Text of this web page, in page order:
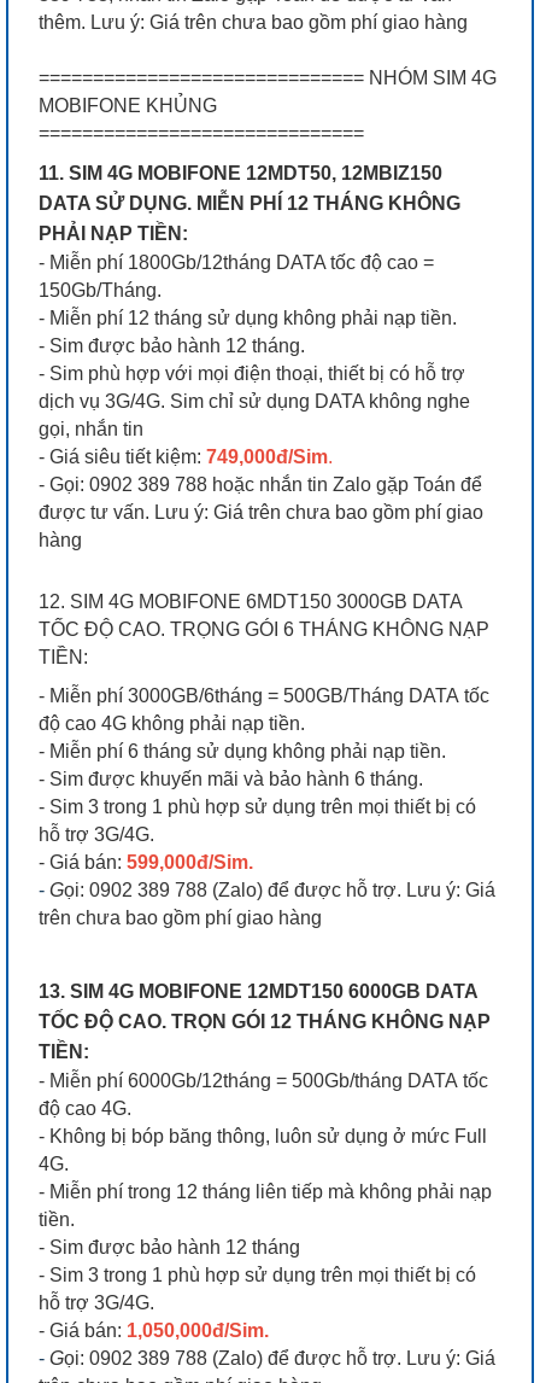
thêm. Lưu ý: Giá trên chưa bao gồm phí giao hàng
============================== NHÓM SIM 4G
MOBIFONE KHỦNG
==============================
11. SIM 4G MOBIFONE 12MDT50, 12MBIZ150
DATA SỬ DỤNG. MIỄN PHÍ 12 THÁNG KHÔNG
PHẢI NẠP TIỀN:
- Miễn phí 1800Gb/12tháng DATA tốc độ cao =
150Gb/Tháng.
- Miễn phí 12 tháng sử dụng không phải nạp tiền.
- Sim được bảo hành 12 tháng.
- Sim phù hợp với mọi điện thoại, thiết bị có hỗ trợ
dịch vụ 3G/4G. Sim chỉ sử dụng DATA không nghe
gọi, nhắn tin
- Giá siêu tiết kiệm: 749,000đ/Sim.
- Gọi: 0902 389 788 hoặc nhắn tin Zalo gặp Toán để
được tư vấn. Lưu ý: Giá trên chưa bao gồm phí giao
hàng
12. SIM 4G MOBIFONE 6MDT150 3000GB DATA
TỐC ĐỘ CAO. TRỌNG GÓI 6 THÁNG KHÔNG NẠP
TIỀN:
- Miễn phí 3000GB/6tháng = 500GB/Tháng DATA tốc
độ cao 4G không phải nạp tiền.
- Miễn phí 6 tháng sử dụng không phải nạp tiền.
- Sim được khuyến mãi và bảo hành 6 tháng.
- Sim 3 trong 1 phù hợp sử dụng trên mọi thiết bị có
hỗ trợ 3G/4G.
- Giá bán: 599,000đ/Sim.
- Gọi: 0902 389 788 (Zalo) để được hỗ trợ. Lưu ý: Giá
trên chưa bao gồm phí giao hàng
13. SIM 4G MOBIFONE 12MDT150 6000GB DATA
TỐC ĐỘ CAO. TRỌN GÓI 12 THÁNG KHÔNG NẠP
TIỀN:
- Miễn phí 6000Gb/12tháng = 500Gb/tháng DATA tốc
độ cao 4G.
- Không bị bóp băng thông, luôn sử dụng ở mức Full
4G.
- Miễn phí trong 12 tháng liên tiếp mà không phải nạp
tiền.
- Sim được bảo hành 12 tháng
- Sim 3 trong 1 phù hợp sử dụng trên mọi thiết bị có
hỗ trợ 3G/4G.
- Giá bán: 1,050,000đ/Sim.
- Gọi: 0902 389 788 (Zalo) để được hỗ trợ. Lưu ý: Giá